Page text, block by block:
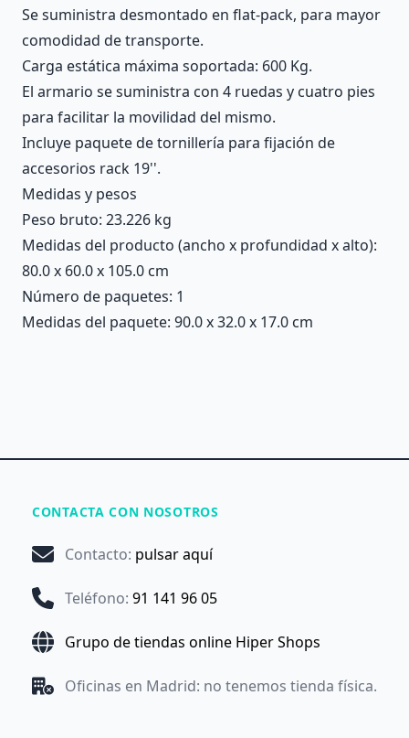
Se suministra desmontado en flat-pack, para mayor
comodidad de transporte.
Carga estática máxima soportada: 600 Kg.
El armario se suministra con 4 ruedas y cuatro pies
para facilitar la movilidad del mismo.
Incluye paquete de tornillería para fijación de
accesorios rack 19''.
Medidas y pesos
Peso bruto: 23.226 kg
Medidas del producto (ancho x profundidad x alto):
80.0 x 60.0 x 105.0 cm
Número de paquetes: 1
Medidas del paquete: 90.0 x 32.0 x 17.0 cm
CONTACTA CON NOSOTROS
Contacto: pulsar aquí
Teléfono: 91 141 96 05
Grupo de tiendas online Hiper Shops
Oficinas en Madrid: no tenemos tienda física.